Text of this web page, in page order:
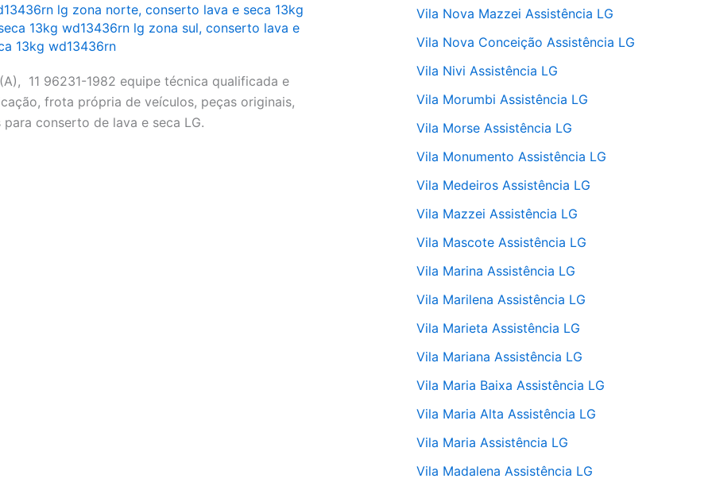
lg zona norte, conserto lava e seca 13kg
13kg wd13436rn lg zona sul, conserto lava e
13kg wd13436rn
11 96231-1982 equipe técnica qualificada e
frota própria de veículos, peças originais,
conserto de lava e seca LG.
Vila Nova Mazzei Assistência LG
Vila Nova Conceição Assistência LG
Vila Nivi Assistência LG
Vila Morumbi Assistência LG
Vila Morse Assistência LG
Vila Monumento Assistência LG
Vila Medeiros Assistência LG
Vila Mazzei Assistência LG
Vila Mascote Assistência LG
Vila Marina Assistência LG
Vila Marilena Assistência LG
Vila Marieta Assistência LG
Vila Mariana Assistência LG
Vila Maria Baixa Assistência LG
Vila Maria Alta Assistência LG
Vila Maria Assistência LG
Vila Madalena Assistência LG